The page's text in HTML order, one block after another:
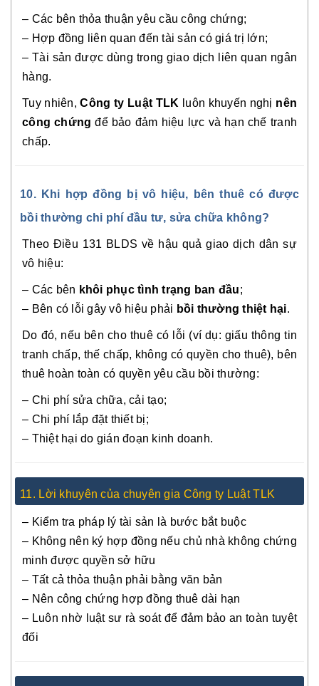
– Các bên thỏa thuận yêu cầu công chứng;
– Hợp đồng liên quan đến tài sản có giá trị lớn;
– Tài sản được dùng trong giao dịch liên quan ngân
hàng.
Tuy nhiên,Công ty Luật TLK luôn khuyến nghị nên
công chứng để bảo đảm hiệu lực và hạn chế tranh
chấp.
10. Khi hợp đồng bị vô hiệu, bên thuê có được
bồi thường chi phí đầu tư, sửa chữa không?
Theo Điều 131 BLDS về hậu quả giao dịch dân sự
vô hiệu:
– Các bên khôi phục tình trạng ban đầu;
– Bên có lỗi gây vô hiệu phải bồi thường thiệt hại.
Do đó, nếu bên cho thuê có lỗi (ví dụ: giấu thông tin
tranh chấp, thế chấp, không có quyền cho thuê), bên
thuê hoàn toàn có quyền yêu cầu bồi thường:
– Chi phí sửa chữa, cải tạo;
– Chi phí lắp đặt thiết bị;
– Thiệt hại do gián đoạn kinh doanh.
11. Lời khuyên của chuyên gia Công ty Luật TLK
– Kiểm tra pháp lý tài sản là bước bắt buộc
– Không nên ký hợp đồng nếu chủ nhà không chứng
minh được quyền sở hữu
– Tất cả thỏa thuận phải bằng văn bản
– Nên công chứng hợp đồng thuê dài hạn
– Luôn nhờ luật sư rà soát để đảm bảo an toàn tuyệt
đối